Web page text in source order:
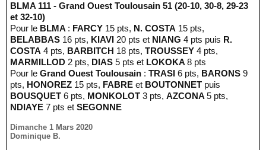
BLMA 111 - Grand Ouest Toulousain 51 (20-10, 30-8, 29-23
et 32-10)
Pour le BLMA : FARCY 15 pts, N. COSTA 15 pts,
BELABBAS 16 pts, KIAVI 20 pts et NIANG 4 pts puis R.
COSTA 4 pts, BARBITCH 18 pts, TROUSSEY 4 pts,
MARMILLOD 2 pts, DIAS 5 pts et LOKOKA8 pts
Pour le Grand Ouest Toulousain : TRASI 6 pts, BARONS 9
pts, HONOREZ 15 pts, FABRE et BOUTONNET puis
BOUSQUET 6 pts, MONKOLOT 3 pts, AZCONA5 pts,
NDIAYE 7 pts et SEGONNE
Dimanche 1 Mars 2020
Dominique B.